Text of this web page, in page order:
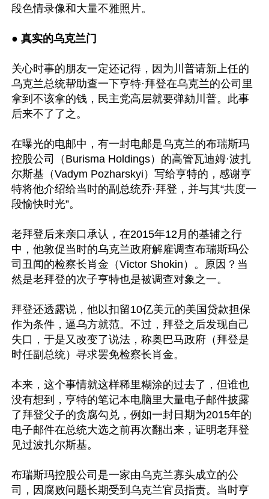
段色情录像和大量不雅照片。
● 真实的乌克兰门
关心时事的朋友一定还记得，因为川普请新上任的
乌克兰总统帮助查一下亨特·拜登在乌克兰的公司里
拿到不该拿的钱，民主党高层就要弹劾川普。此事
后来不了了之。
在曝光的电邮中，有一封电邮是乌克兰的布瑞斯玛
控股公司（Burisma Holdings）的高管瓦迪姆·波扎
尔斯基（Vadym Pozharskyi）写给亨特的，感谢亨
特将他介绍给当时的副总统乔·拜登，并与其“共度一
段愉快时光”。
老拜登后来亲口承认，在2015年12月的基辅之行
中，他敦促当时的乌克兰政府解雇调查布瑞斯玛公
司丑闻的检察长肖金（Victor Shokin）。原因？当
然是老拜登的次子亨特也是被调查对象之一。
拜登还透露说，他以扣留10亿美元的美国贷款担保
作为条件，逼乌方就范。不过，拜登之后发现自己
失口，于是又改变了说法，称奥巴马政府（拜登是
时任副总统）寻求罢免检察长肖金。
本来，这个事情就这样稀里糊涂的过去了，但谁也
没有想到，亨特的笔记本电脑里大量电子邮件披露
了拜登父子的贪腐勾兑，例如一封日期为2015年的
电子邮件在总统大选之前再次翻出来，证明老拜登
见过波扎尔斯基。
布瑞斯玛控股公司是一家由乌克兰寡头成立的公
司，因腐败问题长期受到乌克兰官员指责。当时亨